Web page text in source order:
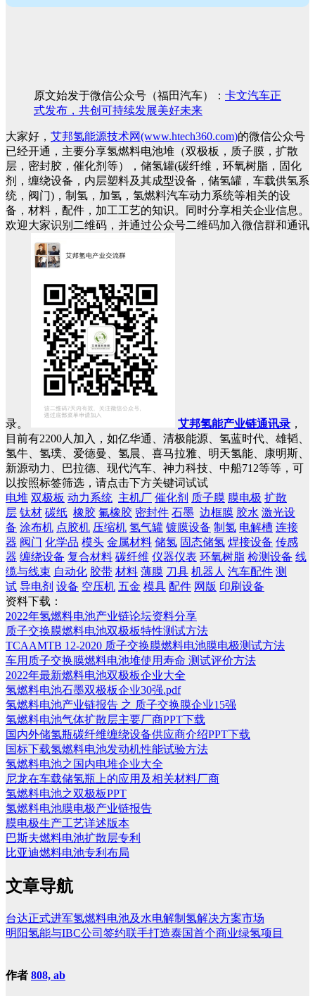
原文始发于微信公众号（福田汽车）： 卡文汽车正
式发布，共创可持续发展美好未来
大家好， 艾邦氢能源技术网(www.htech360.com)的微信公众号
已经开通，主要分享氢燃料电池堆（双极板，质子膜，扩散
层，密封胶，催化剂等），储氢罐(碳纤维，环氧树脂，固化
剂，缠绕设备，内层塑料及其成型设备，储氢罐，车载供氢系
统，阀门)，制氢，加氢，氢燃料汽车动力系统等相关的设
备，材料，配件，加工工艺的知识。同时分享相关企业信息。
欢迎大家识别二维码，并通过公众号二维码加入微信群和通讯
录。 艾邦氢能产业链通讯录 ，
目前有2200人加入，如亿华通、清极能源、氢蓝时代、雄韬、
氢牛、氢璞、爱德曼、氢晨、喜马拉雅、明天氢能、康明斯、
新源动力、巴拉德、现代汽车、神力科技、中船712等等，可
以按照标签筛选，请点击下方关键词试试
电堆 双极板 动力系统 主机厂 催化剂 质子膜 膜电极 扩散
层 钛材 碳纸 橡胶 氟橡胶 密封件 石墨 边框膜 胶水 激光设
备 涂布机 点胶机 压缩机 氢气罐 镀膜设备 制氢 电解槽 连接
器 阀门 化学品 模头 金属材料 储氢 固态储氢 焊接设备 传感
器 缠绕设备 复合材料 碳纤维 仪器仪表 环氧树脂 检测设备 线
缆与线束 自动化 胶带 材料 薄膜 刀具 机器人 汽车配件 测
试 导电剂 设备 空压机 五金 模具 配件 网版 印刷设备
资料下载：
2022年氢燃料电池产业链论坛资料分享
质子交换膜燃料电池双极板特性测试方法
TCAAMTB 12-2020 质子交换膜燃料电池膜电极测试方法
车用质子交换膜燃料电池堆使用寿命 测试评价方法
2022年最新燃料电池双极板企业大全
氢燃料电池石墨双极板企业30强.pdf
氢燃料电池产业链报告 之 质子交换膜企业15强
氢燃料电池气体扩散层主要厂商PPT下载
国内外储氢瓶碳纤维缠绕设备供应商介绍PPT下载
国标下载氢燃料电池发动机性能试验方法
氢燃料电池之国内电堆企业大全
尼龙在车载储氢瓶上的应用及相关材料厂商
氢燃料电池之双极板PPT
氢燃料电池膜电极产业链报告
膜电极生产工艺详述版本
巴斯夫燃料电池扩散层专利
比亚迪燃料电池专利布局
文章导航
台达正式进军氢燃料电池及水电解制氢解决方案市场
明阳氢能与IBC公司签约联手打造泰国首个商业绿氢项目
作者 808, ab